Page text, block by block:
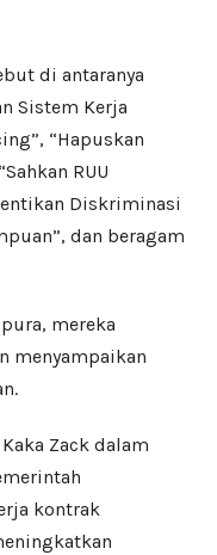
di antaranya
Sistem Kerja
“Hapuskan
RUU
Diskriminasi
dan beragam
mereka
menyampaikan
Zack dalam
kontrak